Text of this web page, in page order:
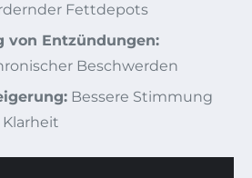
Fettdepots
von Entzündungen:
Beschwerden
Bessere Stimmung